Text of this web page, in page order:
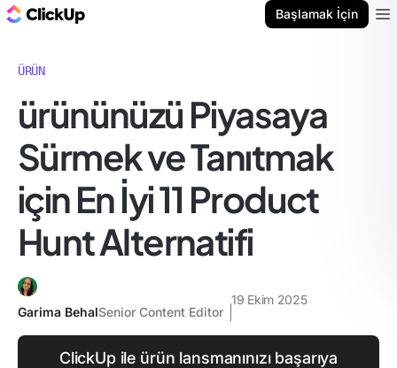
Başlamak İçin
ÜRÜN
ürününüzü Piyasaya
Sürmek ve Tanıtmak
için En İyi 11 Product
Hunt Alternatifi
Garima BehalSenior Content Editor
19 Ekim 2025
ClickUp ile ürün lansmanınızı başarıya